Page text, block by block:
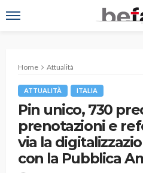
Home Attualità
ATTUALITÀ ITALIA
Pin unico, 730
prenotazioni e
via la
con la Pubblica